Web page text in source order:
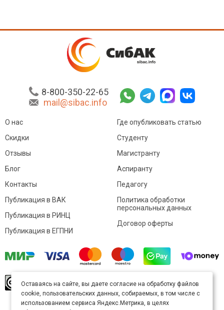
8-800-350-22-65
mail@sibac.info
О нас
Скидки
Отзывы
Блог
Контакты
Где опубликовать статью
Студенту
Магистранту
Аспиранту
Педагогу
Публикация в ВАК
Публикация в РИНЦ
Публикация в ЕГПНИ
Политика обработки
персональных данных
Договор оферты
произведение доступно полицензии Creative
Commons «Attribution» («Атрибуция») 4.0
Непортированная.
Оставаясь на сайте, вы даете согласие на обработку файлов
cookie, пользовательских данных, собираемых, в том числе с
использованием сервиса Яндекс.Метрика, в целях